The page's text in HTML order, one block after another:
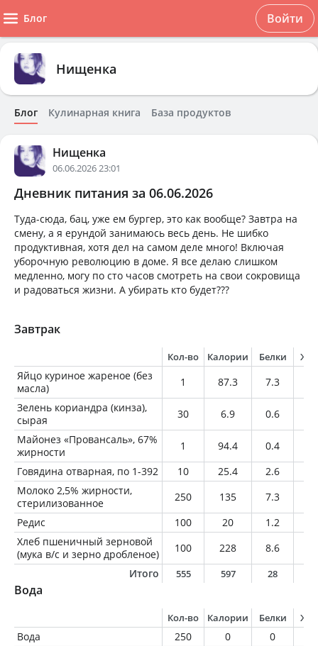
Блог Войти
Нищенка
Блог Кулинарная книга База продуктов
Нищенка
06.06.2026 23:01
Дневник питания за 06.06.2026
Туда-сюда, бац, уже ем бургер, это как вообще? Завтра на
смену, а я ерундой занимаюсь весь день. Не шибко
продуктивная, хотя дел на самом деле много! Включая
уборочную революцию в доме. Я все делаю слишком
медленно, могу по сто часов смотреть на свои сокровища
и радоваться жизни. А убирать кто будет???
Завтрак
Кол-во Калории Белки
Яйцо куриное жареное (без
масла)
1 87.3 7.3
Зелень кориандра (кинза),
сырая
30 6.9 0.6
Майонез «Провансаль», 67%
жирности
1 94.4 0.4
Говядина отварная, по 1-392
10 25.4 2.6
Молоко 2,5% жирности,
стерилизованное
250 135 7.3
Редис
100 20 1.2
Хлеб пшеничный зерновой
(мука в/с и зерно дробленое)
100 228 8.6
Итого
555 597 28
Вода
Кол-во Калории Белки
Вода 250 0 0